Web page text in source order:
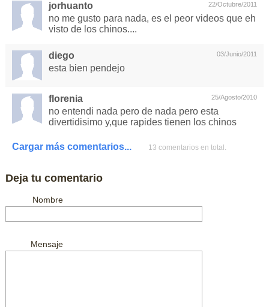
22/Octubre/2011
jorhuanto
no me gusto para nada, es el peor videos que eh
visto de los chinos....
03/Junio/2011
diego
esta bien pendejo
25/Agosto/2010
florenia
no entendi nada pero de nada pero esta
divertidisimo y,que rapides tienen los chinos
Cargar más comentarios... 13 comentarios en total.
Deja tu comentario
Nombre
Mensaje